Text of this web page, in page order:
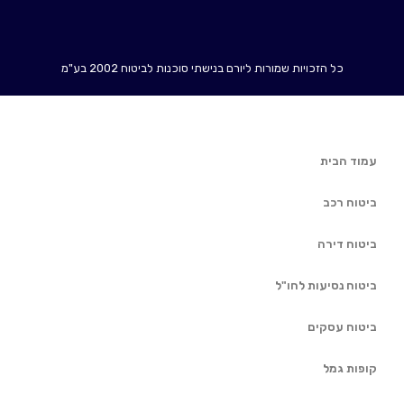
כל הזכויות שמורות ליורם בנישתי סוכנות לביטוח 2002 בע"מ
עמוד הבית
ביטוח רכב
ביטוח דירה
ביטוח נסיעות לחו"ל
ביטוח עסקים
קופות גמל